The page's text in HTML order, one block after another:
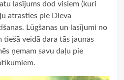
lasījums dod visiem (kuri
atrasties pie Dieva
Lūgšanas un lasījumi no
tiešā veidā dara tās jaunas
ņemam savu daļu pie